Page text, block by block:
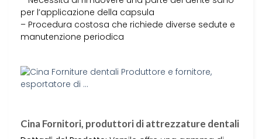
per l’applicazione della capsula
– Procedura costosa che richiede diverse sedute e
manutenzione periodica
Cina Fornitori, produttori di attrezzature dentali